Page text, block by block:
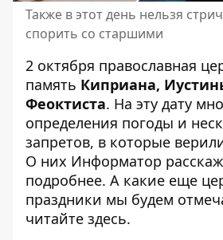
Также в этот день нельзя
спорить со старшими
2 октября православная
память Киприана,
Феоктиста. На эту дату
определения погоды и
запретов, в которые
О них Информатор
подробнее. А какие еще
праздники мы будем
читайте здесь.